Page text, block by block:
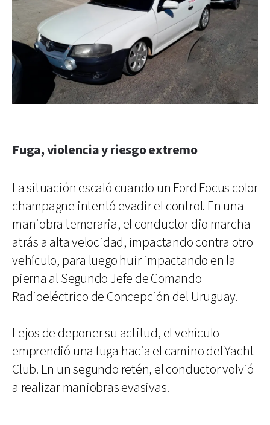
Fuga, violencia y riesgo extremo
La situación escaló cuando un Ford Focus color
champagne intentó evadir el control. En una
maniobra temeraria, el conductor dio marcha
atrás a alta velocidad, impactando contra otro
vehículo, para luego huir impactando en la
pierna al Segundo Jefe de Comando
Radioeléctrico de Concepción del Uruguay.
Lejos de deponer su actitud, el vehículo
emprendió una fuga hacia el camino del Yacht
Club. En un segundo retén, el conductor volvió
a realizar maniobras evasivas.